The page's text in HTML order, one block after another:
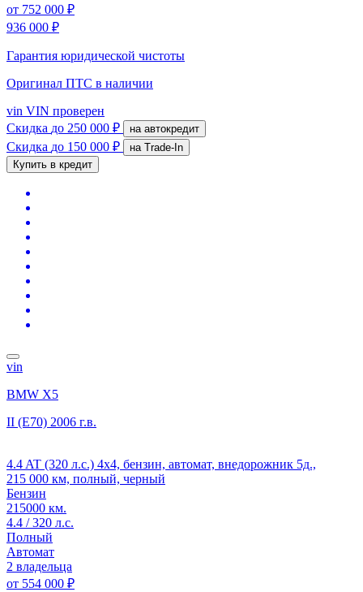
от 752 000 ₽
936 000 ₽
Гарантия юридической чистоты
Оригинал ПТС в наличии
vin VIN проверен
Скидка до 250 000 ₽ на автокредит
Скидка до 150 000 ₽
на Trade-In
Купить в кредит
vin
BMW X5
II (E70) 2006 г.в.
4.4 AT (320 л.с.) 4x4, бензин, автомат, внедорожник 5д.,
215 000 км, полный, черный
Бензин
215000 км.
4.4 / 320 л.с.
Полный
Автомат
2 владельца
от 554 000 ₽